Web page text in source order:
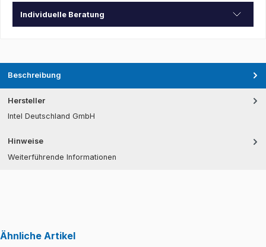
Individuelle Beratung
Beschreibung
Hersteller
Intel Deutschland GmbH
Hinweise
Weiterführende Informationen
Ähnliche Artikel